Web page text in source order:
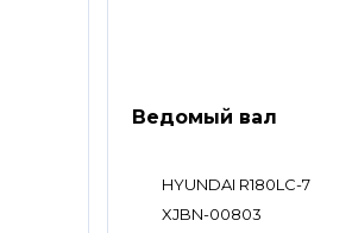
Ведомый вал
HYUNDAI R180LC-7
XJBN-00803